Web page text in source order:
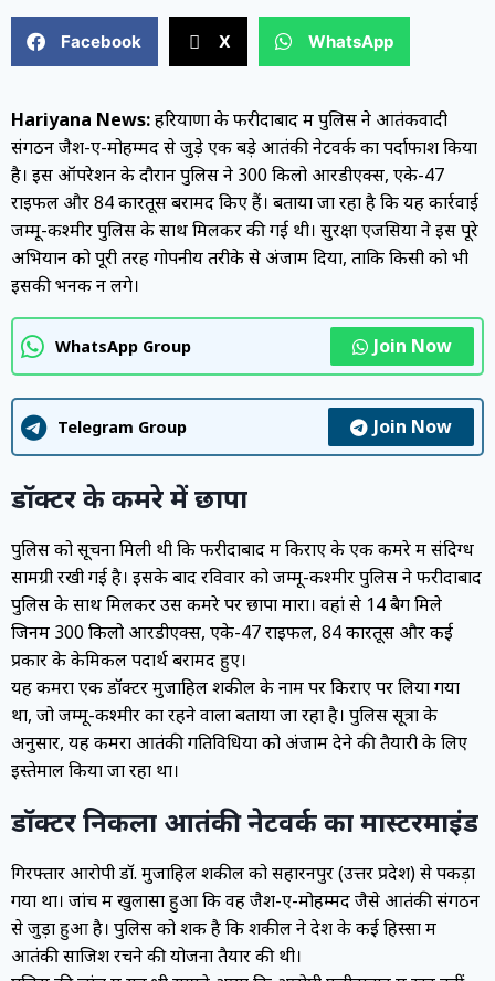
Facebook X WhatsApp
Hariyana News:हरियाणा के फरीदाबाद में पुलिस ने आतंकवादी
संगठन जैश-ए-मोहम्मद से जुड़े एक बड़े आतंकी नेटवर्क का पर्दाफाश किया
है। इस ऑपरेशन के दौरान पुलिस ने 300 किलो आरडीएक्स, एके-47
राइफलें और 84 कारतूस बरामद किए हैं। बताया जा रहा है कि यह कार्रवाई
जम्मू-कश्मीर पुलिस के साथ मिलकर की गई थी। सुरक्षा एजेंसियों ने इस पूरे
अभियान को पूरी तरह गोपनीय तरीके से अंजाम दिया, ताकि किसी को भी
इसकी भनक न लगे।
WhatsApp Group Join Now
Telegram Group Join Now
डॉक्टर के कमरे में छापा
पुलिस को सूचना मिली थी कि फरीदाबाद में किराए के एक कमरे में संदिग्ध
सामग्री रखी गई है। इसके बाद रविवार को जम्मू-कश्मीर पुलिस ने फरीदाबाद
पुलिस के साथ मिलकर उस कमरे पर छापा मारा। वहां से 14 बैग मिले
जिनमें 300 किलो आरडीएक्स, एके-47 राइफलें, 84 कारतूस और कई
प्रकार के केमिकल पदार्थ बरामद हुए।
यह कमरा एक डॉक्टर मुजाहिल शकील के नाम पर किराए पर लिया गया
था, जो जम्मू-कश्मीर का रहने वाला बताया जा रहा है। पुलिस सूत्रों के
अनुसार, यह कमरा आतंकी गतिविधियों को अंजाम देने की तैयारी के लिए
इस्तेमाल किया जा रहा था।
डॉक्टर निकला आतंकी नेटवर्क का मास्टरमाइंड
गिरफ्तार आरोपी डॉ. मुजाहिल शकील को सहारनपुर (उत्तर प्रदेश) से पकड़ा
गया था। जांच में खुलासा हुआ कि वह जैश-ए-मोहम्मद जैसे आतंकी संगठन
से जुड़ा हुआ है। पुलिस को शक है कि शकील ने देश के कई हिस्सों में
आतंकी साजिश रचने की योजना तैयार की थी।